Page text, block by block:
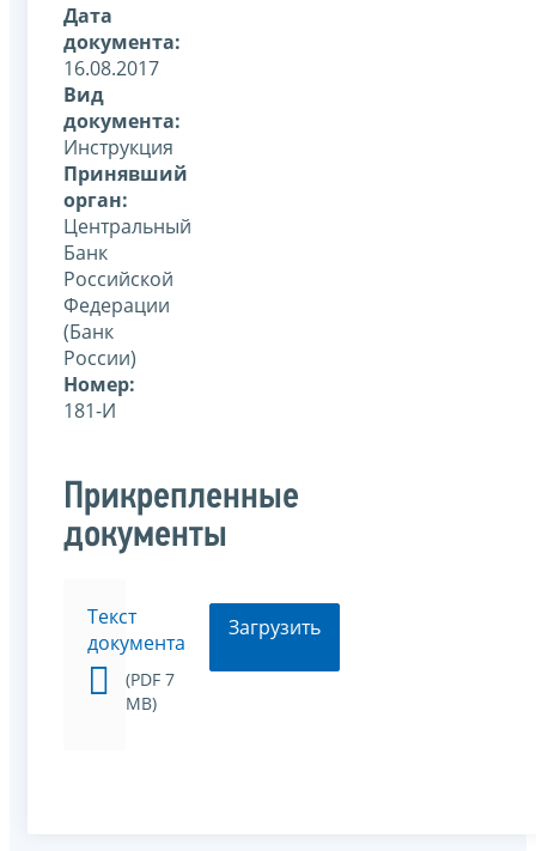
Дата
документа:
16.08.2017
Вид
документа:
Инструкция
Принявший
орган:
Центральный
Банк
Российской
Федерации
(Банк
России)
Номер:
181-И
Прикрепленные
документы
Текст
документа
(PDF 7
MB)
Загрузить